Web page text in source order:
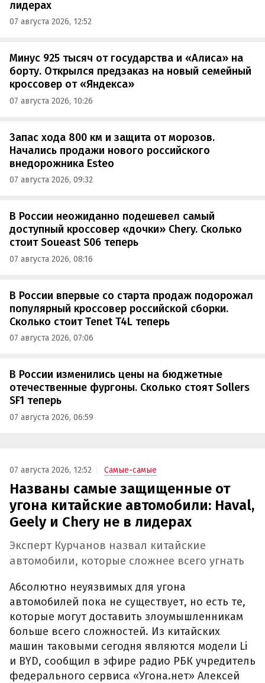
лидерах
07 августа 2026, 12:52
Минус 925 тысяч от государства и «Алиса» на
борту. Открылся предзаказ на новый семейный
кроссовер от «Яндекса»
07 августа 2026, 10:26
Запас хода 800 км и защита от морозов.
Начались продажи нового российского
внедорожника Esteo
07 августа 2026, 09:32
В России неожиданно подешевел самый
доступный кроссовер «дочки» Chery. Сколько
стоит Soueast S06 теперь
07 августа 2026, 08:16
В России впервые со старта продаж подорожал
популярный кроссовер российской сборки.
Сколько стоит Tenet T4L теперь
07 августа 2026, 07:06
В России изменились цены на бюджетные
отечественные фургоны. Сколько стоят Sollers
SF1 теперь
07 августа 2026, 06:59
07 августа 2026, 12:52 Самые-самые
Названы самые защищенные от
угона китайские автомобили: Haval,
Geely и Chery не в лидерах
Эксперт Курчанов назвал китайские
автомобили, которые сложнее всего угнать
Абсолютно неуязвимых для угона
автомобилей пока не существует, но есть те,
которые могут доставить злоумышленникам
больше всего сложностей. Из китайских
машин таковыми сегодня являются модели Li
и BYD, сообщил в эфире радио РБК учредитель
федерального сервиса «Угона.нет» Алексей